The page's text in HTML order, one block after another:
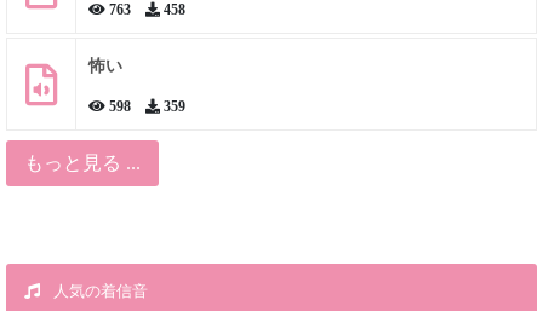
763 458
怖い
598 359
もっと見る ...
人気の着信音